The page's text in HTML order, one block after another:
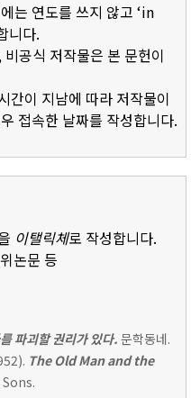
는 연도를 쓰지 않고 ‘in
니다.
공식 저작물은 본 문헌이
간이 지남에 따라 저작물이
접속한 날짜를 작성합니다.
이탤릭체로 작성합니다.
논문 등
파괴할 권리가 있다. 문학동네.
The Old Man and the